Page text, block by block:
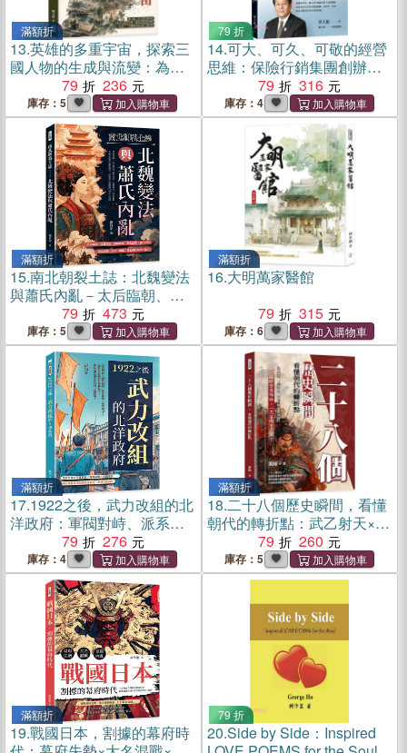
滿額折
13.英雄的多重宇宙，探索三
國人物的生成與流變：為何
我們愛劉備、恨曹操？看經
典如何承載道德判斷、人物
愛憎與時代想像
79 236
庫存：5
79 折
14.可大、可久、可敬的經營
思維：保險行銷集團創辦人
梁天龍給你工作與人生的30
個智慧錦囊
79 316
庫存：4
滿額折
15.南北朝裂土誌：北魏變法
與蕭氏內亂－太后臨朝、北
魏南征、洛陽遷都、漢化改
制、蕭氏內鬥……南北兩朝
一改革一崩壞，誰能撐住亂
世江山？
79 473
庫存：5
滿額折
16.大明萬家醫館
79
315
庫存：6
滿額折
17.1922之後，武力改組的北
洋政府：軍閥對峙、派系重
組、國會紛爭、外交壓
力……在社會與政治雙重震
盪中，中國如何逐步走向另
一條道路？
79 276
庫存：4
滿額折
18.二十八個歷史瞬間，看懂
朝代的轉折點：武乙射天×王
莽改制×淝水之戰×明清易
代，超震撼歷史名場面，一
失足成千古恨！
79 260
庫存：5
滿額折
19.戰國日本，割據的幕府時
79 折
20.Side by Side：Inspired